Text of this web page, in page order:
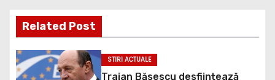
t
n
a
Related Post
STIRI ACTUALE
Traian Băsescu desființează